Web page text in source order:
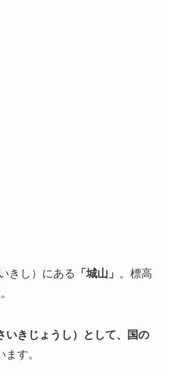
きし）にある 「城山」 。標高
いきじょうし）として、国の
ます。